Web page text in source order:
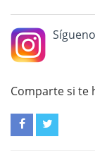
Comparte si te